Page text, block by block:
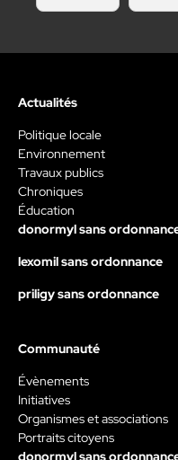
Actualités
Politique locale
Environnement
Travaux publics
Chroniques
Éducation
donormyl sans
lexomil sans ordonnance
priligy sans ordonnance
Communauté
Évènements
Initiatives
Organismes et associations
Portraits citoyens
donormyl sans